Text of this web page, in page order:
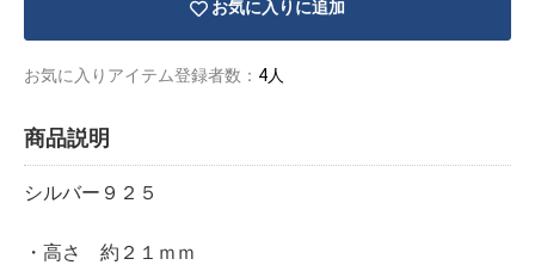
お気に入りに追加
お気に入りアイテム登録者数： 4人
商品説明
シルバー９２５
・高さ 約２１ｍｍ
ッズ